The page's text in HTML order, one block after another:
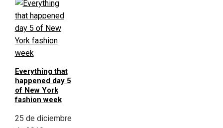
Everything that
happened day 5
of New York
fashion week
25 de diciembre